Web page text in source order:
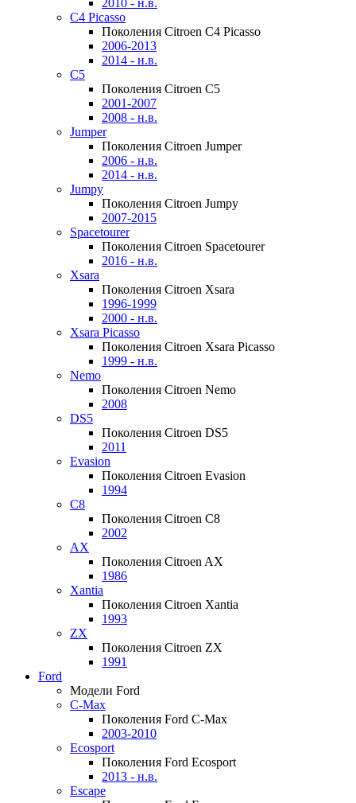
2010 - н.в.
C4 Picasso
Поколения Citroen C4 Picasso
2006-2013
2014 - н.в.
C5
Поколения Citroen C5
2001-2007
2008 - н.в.
Jumper
Поколения Citroen Jumper
2006 - н.в.
2014 - н.в.
Jumpy
Поколения Citroen Jumpy
2007-2015
Spacetourer
Поколения Citroen Spacetourer
2016 - н.в.
Xsara
Поколения Citroen Xsara
1996-1999
2000 - н.в.
Xsara Picasso
Поколения Citroen Xsara Picasso
1999 - н.в.
Nemo
Поколения Citroen Nemo
2008
DS5
Поколения Citroen DS5
2011
Evasion
Поколения Citroen Evasion
1994
C8
Поколения Citroen C8
2002
AX
Поколения Citroen AX
1986
Xantia
Поколения Citroen Xantia
1993
ZX
Поколения Citroen ZX
1991
Ford
Модели Ford
C-Max
Поколения Ford C-Max
2003-2010
Ecosport
Поколения Ford Ecosport
2013 - н.в.
Escape